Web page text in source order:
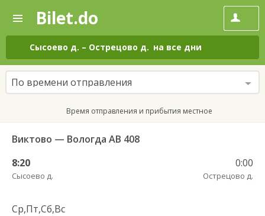
—
Поиск
и
покупка
билетов
на
автобус
онлайн
Bilet.do
Сысоево д. – Острецово д. на все дни
По времени отправления
Время отправления и прибытия местное
Виктово — Вологда АВ 408
8:20
Сысоево д.
0:00
Острецово д.
Ср,Пт,Сб,Вс